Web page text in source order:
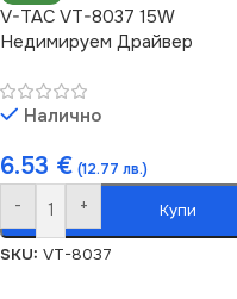
V-TAC VT-8037 15W
Недимируем Драйвер
Налично
6.53 € (12.77 лв.)
- + Купи
SKU: VT-8037